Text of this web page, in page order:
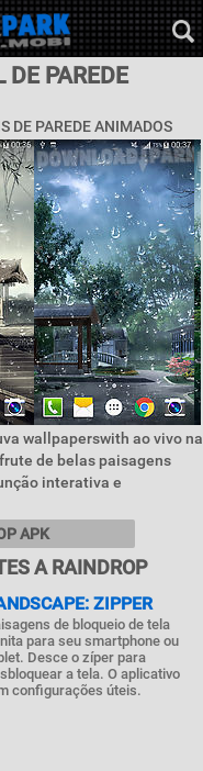
DE PAREDE
DE PAREDE ANIMADOS
wallpaperswith ao vivo na
de belas paisagens
interativa e
APK
A RAINDROP
ZIPPER
de bloqueio de tela
para seu smartphone ou
Desce o zíper para
a tela. O aplicativo
configurações úteis.